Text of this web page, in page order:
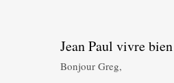
Jean Paul vivre bien
Bonjour Greg,